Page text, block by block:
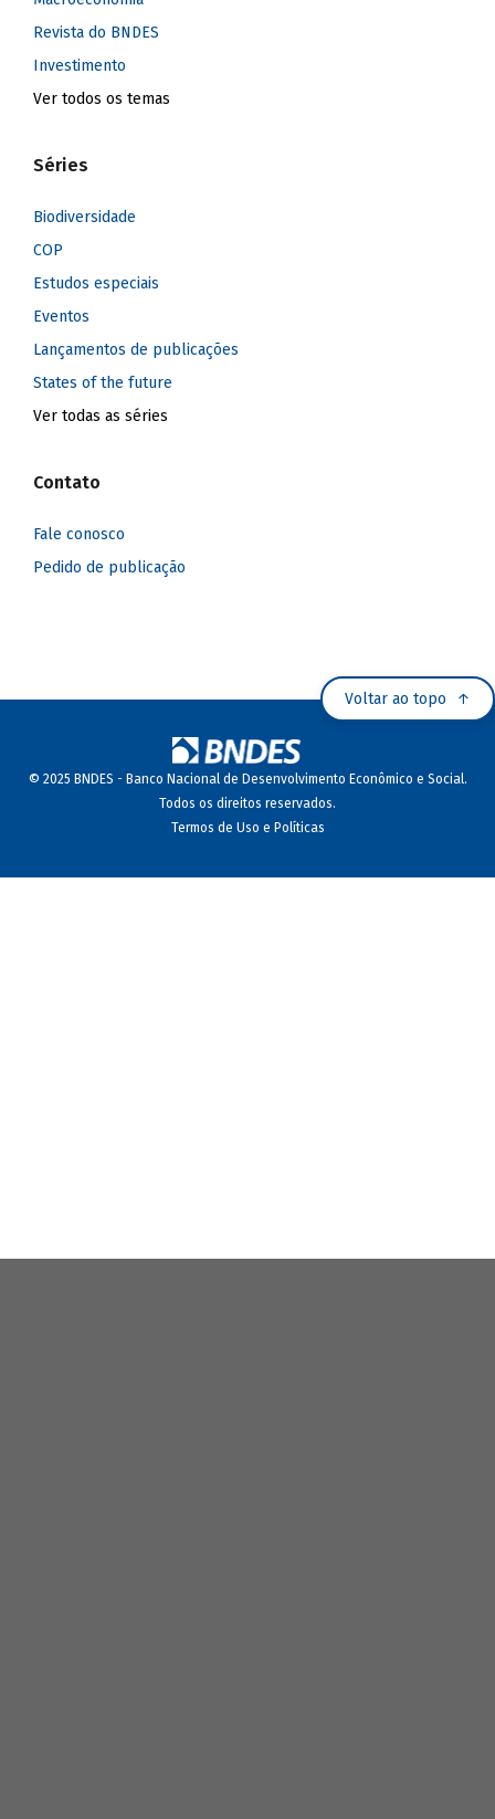
Revista do BNDES
Investimento
Ver todos os temas
Séries
Biodiversidade
COP
Estudos especiais
Eventos
Lançamentos de publicações
States of the future
Ver todas as séries
Contato
Fale conosco
Pedido de publicação
Voltar ao topo
© 2025 BNDES - Banco Nacional de Desenvolvimento Econômico e Social.
Todos os direitos reservados.
Termos de Uso e Políticas